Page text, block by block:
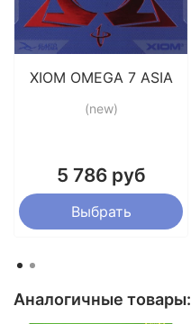
XIOM OMEGA 7 ASIA
(new)
5 786 руб
Выбрать
Аналогичные товары: